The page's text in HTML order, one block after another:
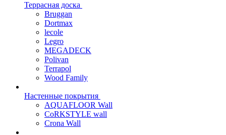
Террасная доска
Bruggan
Dortmax
lecole
Legro
MEGADECK
Polivan
Terrapol
Wood Family
Настенные покрытия
AQUAFLOOR Wall
CoRKSTYLE wall
Crona Wall